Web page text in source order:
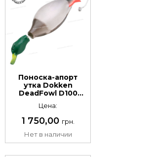
Поноска-апорт
утка Dokken
DeadFowl D100
собак
Цена:
1 750,00 грн.
Нет в наличии